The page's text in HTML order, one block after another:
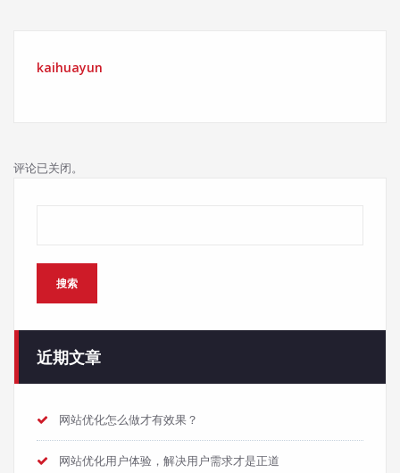
kaihuayun
评论已关闭。
搜索
近期文章
网站优化怎么做才有效果？
网站优化用户体验，解决用户需求才是正道